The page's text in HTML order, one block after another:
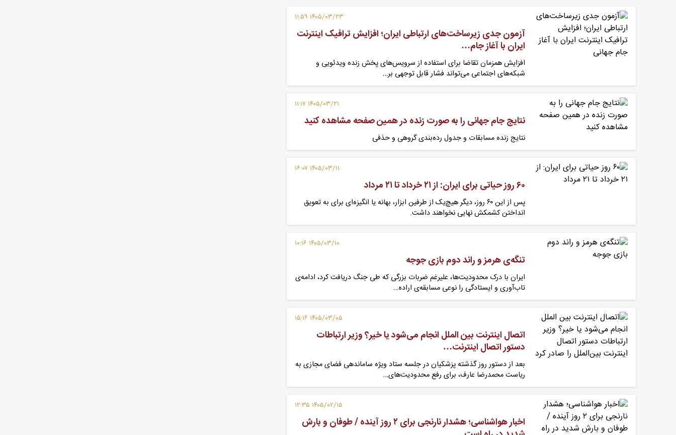
۱۴۰۵/۰۳/۲۳ ۱۱:۵۹
آزمون جدی زیرساخت‌های ارتباطی ایران؛ افزایش ترافیک اینترنت
ایران با آغاز جام…
افزایش همزمان تقاضا برای استفاده از سرویس‌های پخش زنده ویدئویی و
شبکه‌های اجتماعی می‌تواند فشار قابل توجهی بر…
۱۴۰۵/۰۳/۲۱ ۱۱:۱۷
نتایج جام جهانی را به صورت زنده در همین صفحه مشاهده کنید
نتایج زنده مسابقات و جدول رده‌بندی گروهی و حذفی
۱۴۰۵/۰۳/۱۱ ۱۶:۰۷
۶۰ روز حیاتی برای ایران: از ۲۱ خرداد تا ۲۱ مرداد
پس از این ۶۰ روز، دیگر هیچ‌یک از طرفین ابزار، بهانه یا انگیزه‌ای برای به تعویق
انداختن کشمکش نهایی نخواهند داشت.
۱۴۰۵/۰۳/۱۰ ۱۰:۱۶
تنگه‌ی هرمز و راند دوم بازی جوجه
ایران با درک محدودیت‌ها، علیرغم ضربات بزرگی که طی جنگ دریافت کرد، ادامه‌ی
تاب‌آوری و ایستادگی را نوعی مسابقه‌ی اراده…
۱۴۰۵/۰۳/۰۵ ۱۵:۱۶
اتصال اینترنت بین الملل انجام می‌شود یا خیر؟ وزیر ارتباطات
دستور اتصال اینترنت…
بعد از دستور روز گذشته پزشکیان در جلسه ستاد ویژه ساماندهی فضای مجازی به
ریاست محمدرضا عارف، برای رفع محدودیت‌های…
۱۴۰۵/۰۲/۱۵ ۱۲:۳۵
اخبار هواشناسی؛ هشدار نارنجی برای ۲ روز آینده / طوفان و بارش